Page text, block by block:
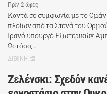
Πρίν 2 ώρες
Κοντά σε συμφωνία με το Ομάν
πλοίων από τα Στενά του
Ιρανό υπουργό Εξωτερικών
Ωστόσο,…
ΔΙΕΘΝΗ
Ζελένσκι: Σχεδόν